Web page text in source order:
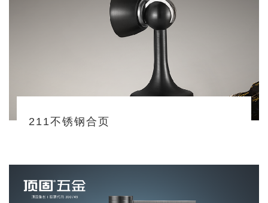
211不锈钢合页